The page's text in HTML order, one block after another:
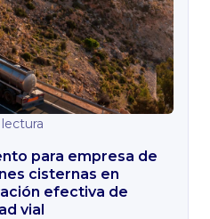
para empresa de
cisternas en
efectiva de
vial